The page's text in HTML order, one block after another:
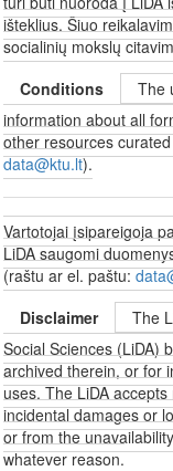
išteklius. Šiuo
socialinių mokslų
Conditions
The
information about all
other resources
data@ktu.lt).
Vartotojai įsipareigoja
LiDA saugomi
(raštu ar el. paštu:
Disclaimer
The
Social Sciences (LiDA)
archived therein, or for
uses. The LiDA
incidental damages or
or from the
whatever reason.